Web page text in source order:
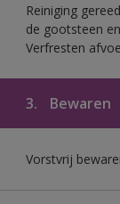
Reiniging
de gootsteen
Verfresten
3. Bewaren
Vorstvrij